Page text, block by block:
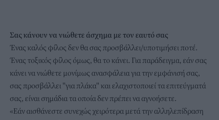
Σας κάνουν να νιώθετε άσχημα με τον εαυτό σας
Ένας καλός φίλος δεν θα σας προσβάλλει/υποτιμήσει ποτέ.
Ένας τοξικός φίλος όμως, θα το κάνει. Για παράδειγμα, εάν σας
κάνει να νιώθετε μονίμως ανασφάλεια για την εμφάνισή σας,
σας προσβάλλει ''για πλάκα'' και ελαχιστοποιεί τα επιτεύγματά
σας, είναι σημάδια τα οποία δεν πρέπει να αγνοήσετε.
«Εάν αισθάνεστε συνεχώς χειρότερα μετά την αλληλεπίδραση